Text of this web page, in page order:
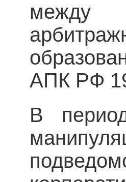
между
АПК РФ
В